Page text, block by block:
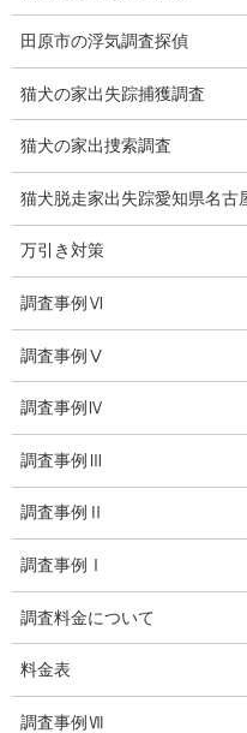
探偵コラム
探偵日記
夫婦の信頼関係
児童虐待防止対策
子供のいじめ相談
いじめ相談・愛知県名
子供のいじめ問題・い
日本版DBS
お問い合わせ
愛知県内出張面談実施中
田原市の浮気調査探偵
猫犬の家出失踪捕獲調査
猫犬の家出捜索調査
猫犬脱走家出失踪愛知県名古
万引き対策
調査事例Ⅵ
調査事例Ⅴ
調査事例Ⅳ
調査事例Ⅲ
調査事例Ⅱ
調査事例Ⅰ
調査料金について
料金表
調査事例Ⅶ